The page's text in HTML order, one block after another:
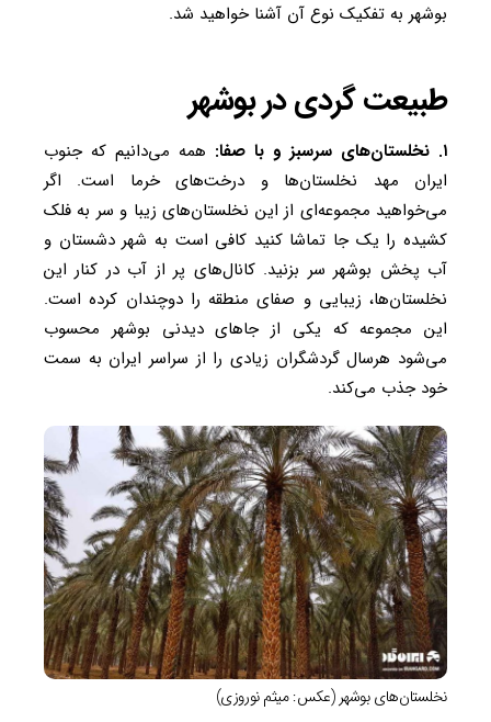
بوشهر به تفکیک نوع آن آشنا خواهید شد.
طبیعت گردی در بوشهر
۱. نخلستان‌های سرسبز و با صفا:
همه می‌دانیم که جنوب
ایران مهد نخلستان‌ها و درخت‌های خرما است. اگر
می‌خواهید مجموعه‌ای از این نخلستان‌های زیبا و سر به فلک
کشیده را یک جا تماشا کنید کافی است به شهر دشستان و
آب پخش بوشهر سر بزنید. کانال‌های پر از آب در کنار این
نخلستان‌ها، زیبایی و صفای منطقه را دوچندان کرده است.
این مجموعه که یکی از جاهای دیدنی بوشهر محسوب
می‌شود هرسال گردشگران زیادی را از سراسر ایران به سمت
خود جذب می‌کند.
نخلستان‌های بوشهر (عکس: میثم نوروزی)